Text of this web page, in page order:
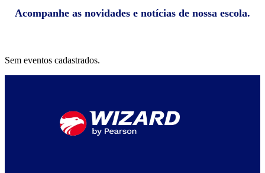
Acompanhe as novidades e notícias de nossa escola.
Sem eventos cadastrados.